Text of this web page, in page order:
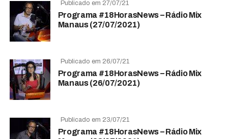
Publicado em 27/07/21
Programa #18HorasNews – Rádio Mix
Manaus (27/07/2021)
Publicado em 26/07/21
Programa #18HorasNews – Rádio Mix
Manaus (26/07/2021)
Publicado em 23/07/21
Programa #18HorasNews – Rádio Mix